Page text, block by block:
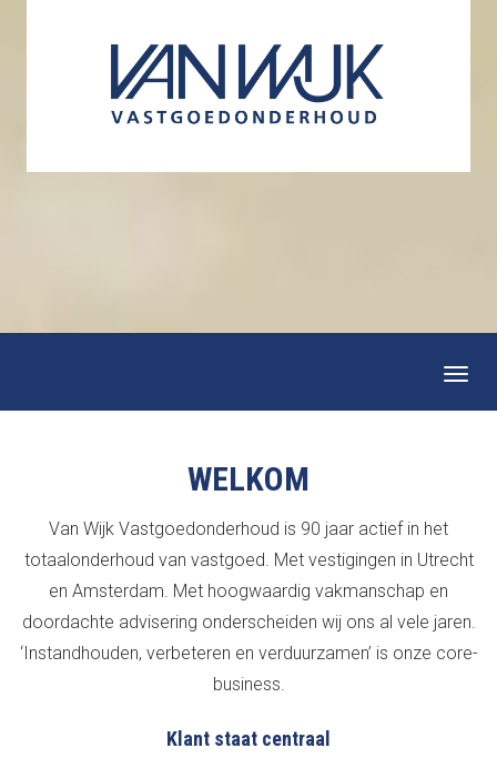
WELKOM
Van Wijk Vastgoedonderhoud is 90 jaar actief in het
totaalonderhoud van vastgoed. Met vestigingen in Utrecht
en Amsterdam. Met hoogwaardig vakmanschap en
doordachte advisering onderscheiden wij ons al vele jaren.
‘Instandhouden, verbeteren en verduurzamen’ is onze core-
business.
Klant staat centraal